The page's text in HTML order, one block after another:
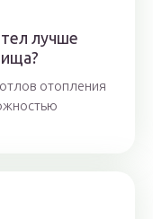
лучше
отопления